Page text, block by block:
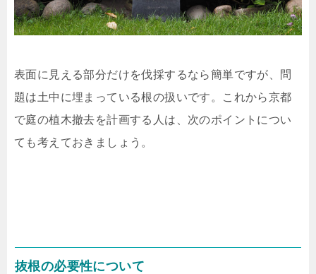
表面に見える部分だけを伐採するなら簡単ですが、問
題は土中に埋まっている根の扱いです。これから京都
で庭の植木撤去を計画する人は、次のポイントについ
ても考えておきましょう。
抜根の必要性について